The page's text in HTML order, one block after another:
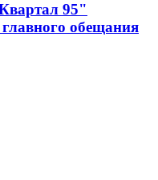
95"
главного обещания